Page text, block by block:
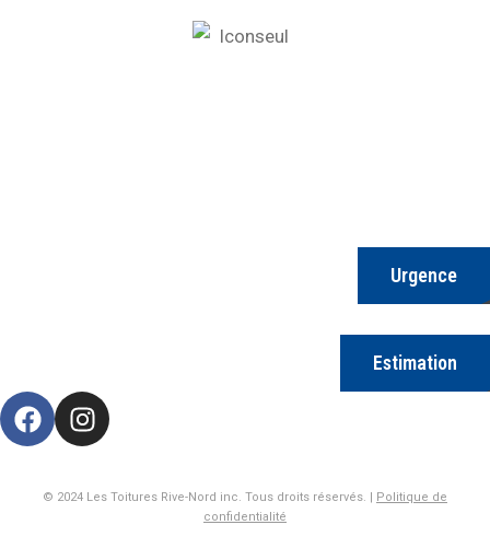
Urgence
Estimation
© 2024 Les Toitures Rive-Nord inc. Tous droits réservés. |
Politique de
confidentialité